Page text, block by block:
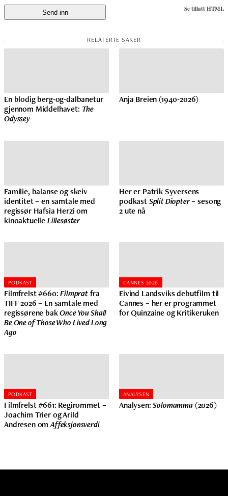
Se tillatt HTML
En blodig berg-og-dalbanetur
gjennom Middelhavet: The
Odyssey
Anja Breien (1940-2026)
Familie, balanse og skeiv
identitet – en samtale med
regissør Hafsia Herzi om
kinoaktuelleLillesøster
Her er Patrik Syversens
podkastSplit Diopter– sesong
2 ute nå
PODKAST
Filmfrelst #660:Filmpratfra
TIFF 2026 – En samtale med
regissørene bakOnce You Shall
Be One of Those Who Lived Long
Ago
CANNES 2026
Eivind Landsviks debutfilm til
Cannes – her er programmet
for Quinzaine og Kritikeruken
PODKAST
Filmfrelst #661: Regirommet –
Joachim Trier og Arild
Andresen omAffeksjonsverdi
ANALYSEN
Analysen: Solomamma(2026)